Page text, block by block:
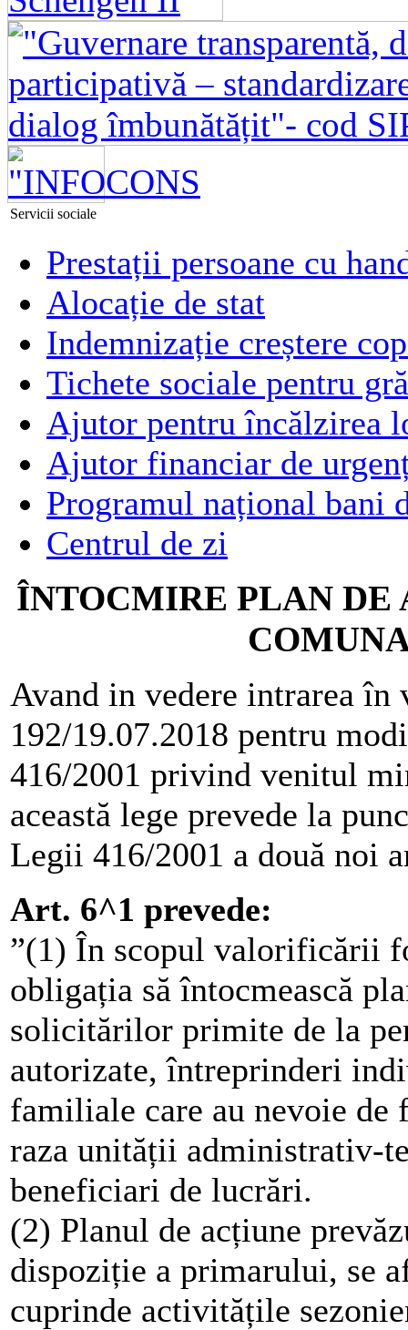
Servicii sociale
Prestații persoane cu
Alocație de stat
Indemnizație creștere
Tichete sociale pentru
Ajutor pentru încălzirea
Ajutor financiar de
Programul național bani
Centrul de zi
ÎNTOCMIRE PLAN
Avand in vedere intrarea în
192/19.07.2018 pentru
416/2001 privind venitul
această lege prevede la
Legii 416/2001 a două noi
Art. 6^1 prevede:
”(1) În scopul valorificării
obligația să întocmească
solicitărilor primite de la
autorizate, întreprinderi
familiale care au nevoie de
raza unității administrativ-
beneficiari de lucrări.
(2) Planul de acțiune
dispoziție a primarului, se
cuprinde activitățile